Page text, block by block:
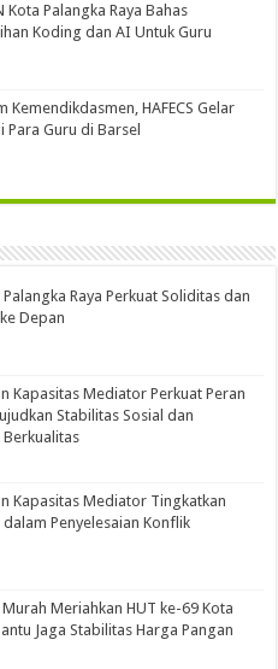
Kota Palangka Raya Bahas
Koding dan AI Untuk Guru
Kemendikdasmen, HAFECS Gelar
Para Guru di Barsel
Raya Perkuat Soliditas dan
Depan
Kapasitas Mediator Perkuat Peran
Stabilitas Sosial dan
Berkualitas
Kapasitas Mediator Tingkatkan
Penyelesaian Konflik
Meriahkan HUT ke-69 Kota
Jaga Stabilitas Harga Pangan